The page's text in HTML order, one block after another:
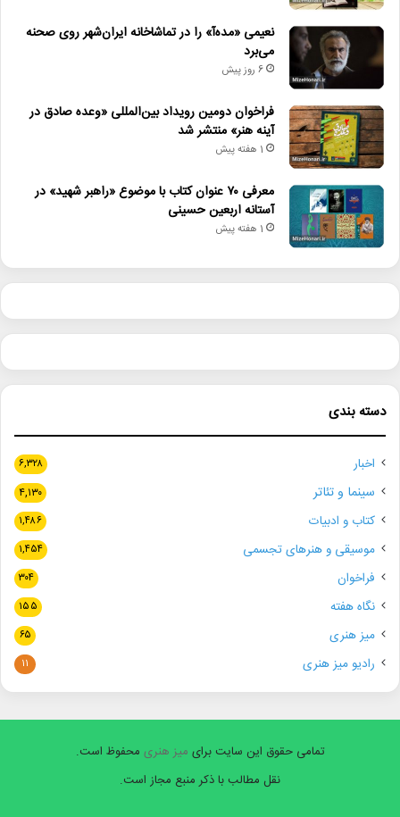
نعیمی «مده‌آ» را در تماشاخانه ایران‌شهر روی صحنه
می‌برد
6 روز پیش
فراخوان دومین رویداد بین‌المللی «وعده صادق در
آینه هنر» منتشر شد
1 هفته پیش
معرفی ۷۰ عنوان کتاب با موضوع «راهبر شهید» در
آستانه اربعین حسینی
1 هفته پیش
دسته بندی
اخبار ۶,۳۲۸
سینما و تئاتر ۴,۱۳۰
کتاب و ادبیات ۱,۴۸۶
موسیقی و هنرهای تجسمی ۱,۴۵۴
فراخوان ۳۰۴
نگاه هفته ۱۵۵
میز هنری ۶۵
رادیو میز هنری ۱۱
تمامی حقوق این سایت برای میز هنری محفوظ است.
نقل مطالب با ذکر منبع مجاز است.